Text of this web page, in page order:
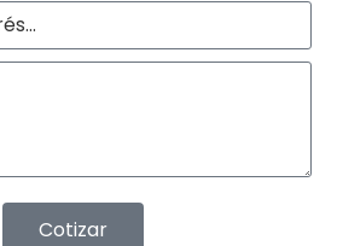
Cotizar